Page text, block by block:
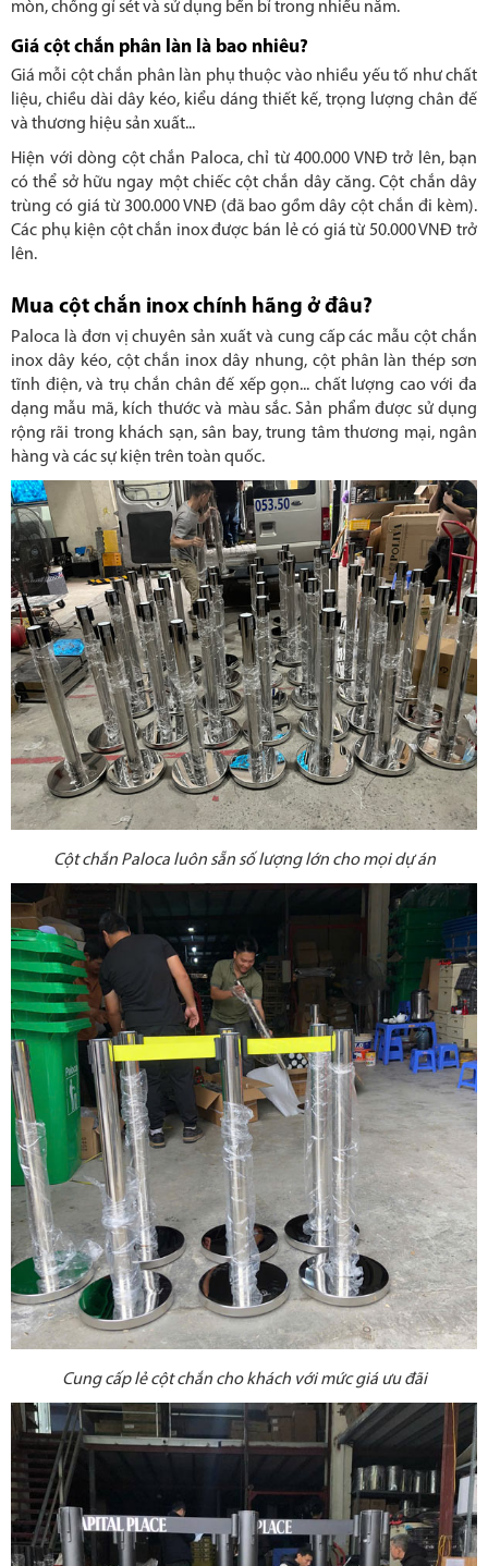
mòn, chống gỉ sét và sử dụng bền bỉ trong nhiều năm.
Giá cột chắn phân làn là bao nhiêu?
Giá mỗi cột chắn phân làn phụ thuộc vào nhiều yếu tố như chất
liệu, chiều dài dây kéo, kiểu dáng thiết kế, trọng lượng chân đế
và thương hiệu sản xuất...
Hiện với dòng cột chắn Paloca, chỉ từ 400.000 VNĐ trở lên, bạn
có thể sở hữu ngay một chiếc cột chắn dây căng. Cột chắn dây
trùng có giá từ 300.000 VNĐ (đã bao gồm dây cột chắn đi kèm).
Các phụ kiện cột chắn inox được bán lẻ có giá từ 50.000 VNĐ trở
lên.
Mua cột chắn inox chính hãng ở đâu?
Paloca là đơn vị chuyên sản xuất và cung cấp các mẫu cột chắn
inox dây kéo, cột chắn inox dây nhung, cột phân làn thép sơn
tĩnh điện, và trụ chắn chân đế xếp gọn... chất lượng cao với đa
dạng mẫu mã, kích thước và màu sắc. Sản phẩm được sử dụng
rộng rãi trong khách sạn, sân bay, trung tâm thương mại, ngân
hàng và các sự kiện trên toàn quốc.
Cột chắn Paloca luôn sẵn số lượng lớn cho mọi dự án
Cung cấp lẻ cột chắn cho khách với mức giá ưu đãi